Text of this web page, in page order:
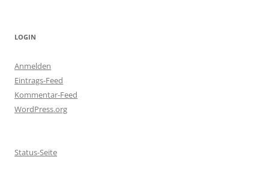
LOGIN
Anmelden
Eintrags-Feed
Kommentar-Feed
WordPress.org
Status-Seite